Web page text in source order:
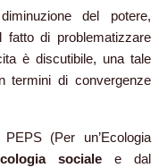
del potere,
fatto di problematizzare
è discutibile, una tale
termini di convergenze
(Per un’Ecologia
socialee dal